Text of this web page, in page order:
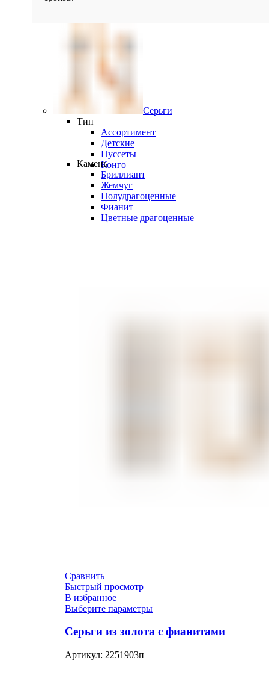
Серьги
Тип
Ассортимент
Детские
Пуссеты
Конго
Камень
Бриллиант
Жемчуг
Полудрагоценные
Фианит
Цветные драгоценные
Сравнить
Быстрый просмотр
В избранное
Выберите параметры
Серьги из золота с фианитами
Артикул: 2251903п